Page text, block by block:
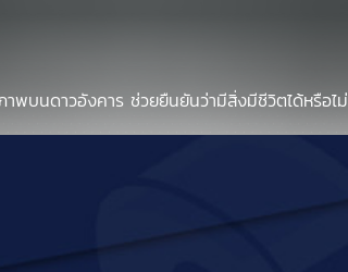
าพบนดาวอังคาร ช่วยยืนยันว่ามีสิ่งมีชีวิตได้หรือไม่